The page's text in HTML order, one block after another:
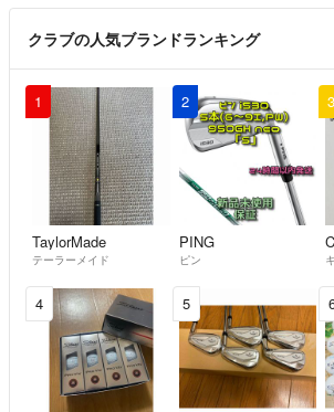
ｏｓｓｈｙ様
でいかがでしょうか。
出品者 shin- 約1年前
shln様
お世話になります。
午前中ご連絡をお待ちしておりましたが。。。
今回出品のATTAS DAAASシャフトの長さが45
体が問題なく使える物でしたら購入を検討した
若干のお値引きをして頂くことは出来ますでし
ｏｓｓｈｙ- 約1年前
ｏｓｓｈｙ様
クラブの人気ブランドランキング
1
TaylorMade
テーラーメイド
2
PING
ピン
3
4 5